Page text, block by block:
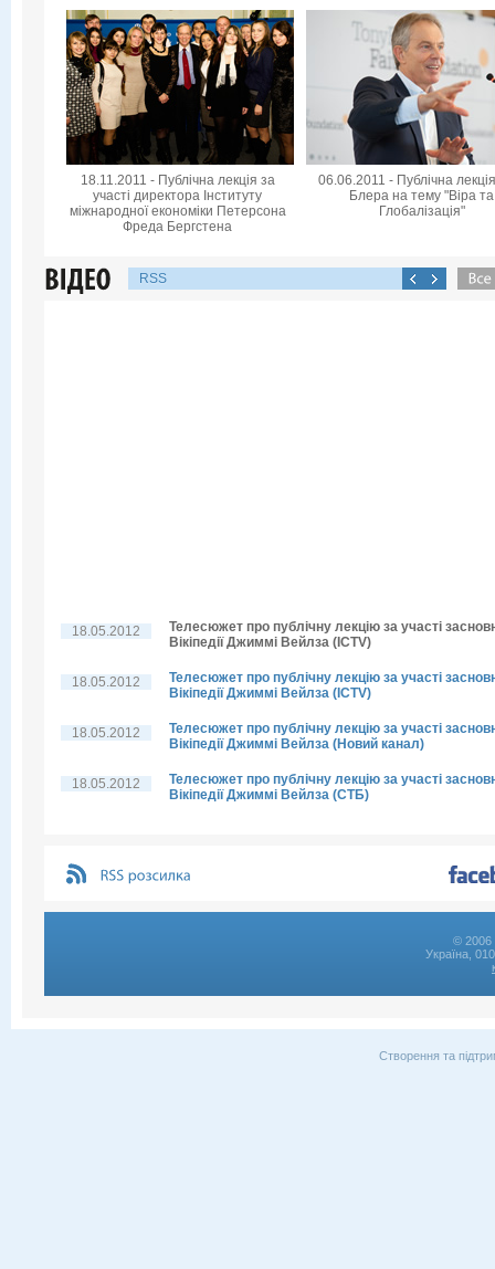
18.11.2011 - Публічна лекція за
участі директора Інституту
міжнародної економіки Петерсона
Фреда Бергстена
06.06.2011 - Публічна
Блера на тему "Віра та
Глобалізація"
RSS
18.05.2012
Телесюжет про публічну лекцію за участі
Вікіпедії Джиммі Вейлза (ICTV)
18.05.2012
Телесюжет про публічну лекцію за участі
Вікіпедії Джиммі Вейлза (ICTV)
18.05.2012
Телесюжет про публічну лекцію за участі
Вікіпедії Джиммі Вейлза (Новий канал)
18.05.2012
Телесюжет про публічну лекцію за участі
Вікіпедії Джиммі Вейлза (СТБ)
© 2006
Україна,
Створення та